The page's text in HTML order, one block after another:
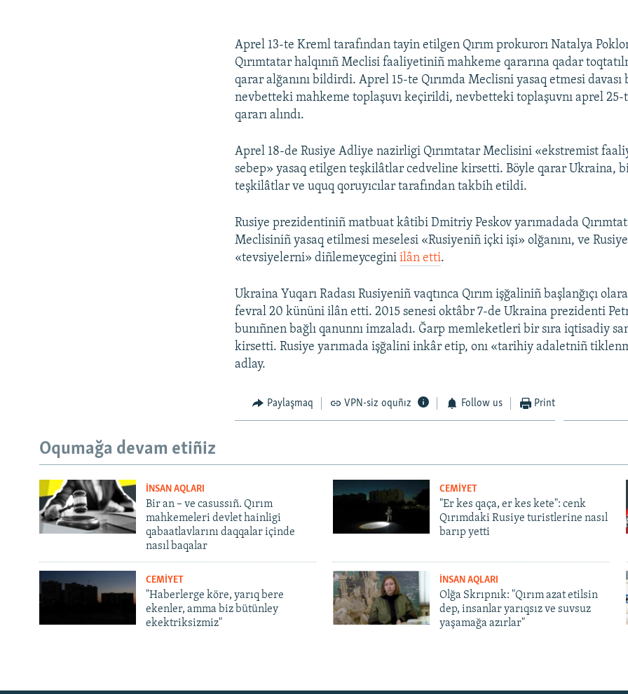
Русский
Aprel 13-te Kreml tarafından tayin etilgen Qırım prokurorı Natalya
Qırımtatar halqınıñ Meclisi faaliyetiniñ mahkeme qararına qadar
qarar alğanını bildirdi. Aprel 15-te Qırımda Meclisni yasaq etmesi davası
nevbetteki mahkeme toplaşuvı keçirildi, nevbetteki toplaşuvnı aprel
qararı alındı.
Aprel 18-de Rusiye Adliye nazirligi Qırımtatar Meclisini «ekstremist
sebep» yasaq etilgen teşkilâtlar cedveline kirsetti. Böyle qarar Ukraina,
teşkilâtlar ve uquq qoruyıcılar tarafından takbih etildi.
Rusiye prezidentiniñ matbuat kâtibi Dmitriy Peskov yarımadada
Meclisiniñ yasaq etilmesi meselesi «Rusiyeniñ içki işi» olğanını, ve
«tevsiyelerni» diñlemeyceginiilân etti.
Ukraina Yuqarı Radası Rusiyeniñ vaqtınca Qırım işğaliniñ başlanğıçı
fevral 20 kününi ilân etti. 2015 senesi oktâbr 7-de Ukraina prezidenti
bunıñnen bağlı qanunnı imzaladı. Ğarp memleketleri bir sıra iqtisadiy
kirsetti. Rusiye yarımada işğalini inkâr etip, onı «tarihiy adaletniñ
adlay.
Paylaşmaq VPN-siz oquñız Follow us Print
Oqumağa devam etiñiz
İNSAN AQLARI
Bir an – ve casussıñ. Qırım
mahkemeleri devlet hainligi
qabaatlavlarını daqqalar içinde
nasıl baqalar
CEMİYET
"Er kes qaça, er kes kete": cenk
Qırımdaki Rusiye turistlerine nasıl
barıp yetti
CEMİYET
"Haberlerge köre, yarıq bere
ekenler, amma biz bütünley
ekektriksizmiz"
İNSAN AQLARI
Olğa Skrıpnık: "Qırım azat etilsin
dep, insanlar yarıqsız ve suvsuz
yaşamağa azırlar"